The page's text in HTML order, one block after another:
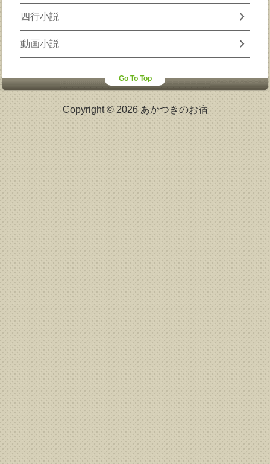
四行小説 chevron_right
動画小説 chevron_right
Go To Top
Copyright © 2026 あかつきのお宿